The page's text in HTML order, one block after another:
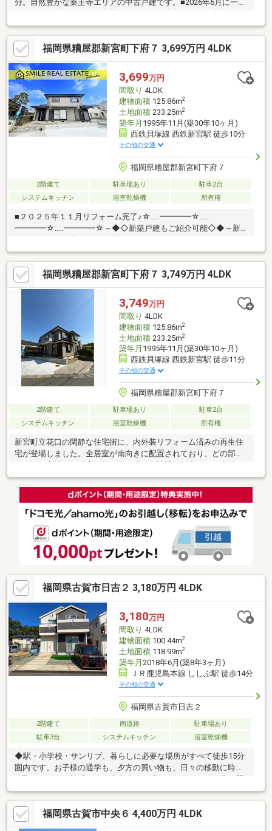
分。自然豊かな薬王寺エリアの中古戸建です。■2026年6月に一部
ロアタイル張り、クロス貼替）■階段がない平屋住宅は、生活や
家事の動線がスムーズになり暮らしやすいこともメリット◎■南
西向き4LDKで、どの居室も7帖以上とゆとりある広さです。＊＊
＊＊＊＊＊＊物件選びや住宅ローンのこと、不動産購入のなんで
もココハウスにお気軽にご相談ください！お客様のマイホーム探
しをスタートからゴールまでお手伝いします
福岡県糟屋郡新宮町下府７ 3,699万円 4LDK
3,699万円
間取り 4LDK
建物面積125.86m2
土地面積233.25m2
築年月 1995年11月(築30年10ヶ月)
西鉄貝塚線 西鉄新宮駅 徒歩10分
その他の交通
福岡県糟屋郡新宮町下府７
2階建て 駐車場あり
駐車2台
システムキッチン
浴室乾燥機 所有権
■２０２５年１１月リフォーム完了♪☆‥…━━━━☆‥…
━━━━☆‥…━━━━☆～◆◇新築戸建もご紹介可能◇◆～新
築でも中古でも実績のある弊社だからこそできる！それぞれのメ
リット・デメリットを把握し、じっくり比較検討することができ
ます♪内見したい物件をツアー形式でまわることも可能♪お住み替
え相談も承ります♪☆‥…━━━━☆‥…━━━━☆‥…━━━━☆◆
ご内覧は土日祝・当日も対応可能♪◆頭金０円ＯＫ！◆追加リフ
ォームもワンストップで承ります♪◆“借りれる額”と“無理なく返
せる額”は違う！◆住宅ローンアドバイザーが最適な返済計画をご
福岡県糟屋郡新宮町下府７ 3,749万円 4LDK
3,749万円
間取り 4LDK
建物面積125.86m2
土地面積233.25m2
築年月 1995年11月(築30年10ヶ月)
西鉄貝塚線 西鉄新宮駅 徒歩11分
その他の交通
福岡県糟屋郡新宮町下府７
2階建て 駐車場あり
駐車2台
システムキッチン
浴室乾燥機 所有権
新宮町立花口の閑静な住宅街に、内外装リフォーム済みの再生住
宅が登場しました。全居室が南向きに配置されており、どの部屋
はすべて新品交換済み。清潔感溢れるキッチンや浴室で、新生活
を気持ちよくスタートできます。また、最大20万円の住宅省エネ
補助金対象となる高断熱・省エネリフォームを実施しており、住
んでからの光熱費も抑えられます。駐車スペースも並列2台分を確
れど、綺麗な家に住みたい」そんな願いを叶える一棟です。
福岡県古賀市日吉２ 3,180万円 4LDK
3,180万円
間取り 4LDK
建物面積100.44m2
土地面積118.99m2
築年月 2018年6月(築8年3ヶ月)
ＪＲ鹿児島本線 ししぶ駅 徒歩14分
その他の交通
福岡県古賀市日吉２
2階建て 南道路
駐車場あり
駐車3台
システムキッチン 浴室乾燥機
◆駅・小学校・サンリブ、暮らしに必要な場所がすべて徒歩15分
圏内です。お子様の通学も、夕方の買い物も、日々の移動に時間
を取られない距離感です。◆南向きの明るいリビング。日中は照
明に頼らず過ごせる陽当たりで、洗濯物もよく乾きます。◆駐車
は普通車1台＋軽2台の3台並列。来客時も気兼ねなく停めていた
だけます。◆2階は3部屋とも6帖以上の洋室。全室クローゼット
付きで、お子様の成長後も部屋割りに困りません。◆2018年6月
福岡県古賀市中央６ 4,400万円 4LDK